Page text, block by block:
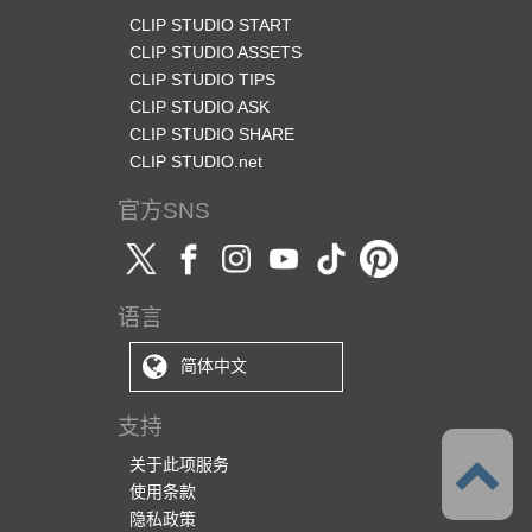
CLIP STUDIO START
CLIP STUDIO ASSETS
CLIP STUDIO TIPS
CLIP STUDIO ASK
CLIP STUDIO SHARE
CLIP STUDIO.net
官方SNS
语言
简体中文
支持
关于此项服务
使用条款
隐私政策